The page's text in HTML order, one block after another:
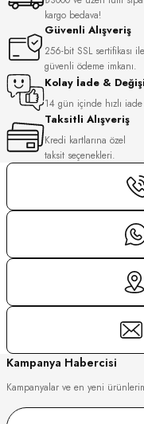
kargo bedava!
Güvenli Alışveriş
256-bit SSL sertifikası ile
güvenli ödeme imkanı.
Kolay İade &
14 gün içinde hızlı
Taksitli Alışveriş
Kredi kartlarına özel
taksit seçenekleri.
Kampanya Habercisi
Kampanyalar ve en yeni